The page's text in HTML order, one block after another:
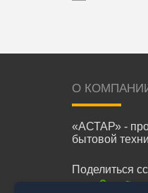
О
«АСТАР» -
бытовой
Поделиться